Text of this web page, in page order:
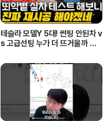
테슬라 모델Y 5대! 썬팅 안된차 v
s 고급선팅 누가 더 뜨거울까 비